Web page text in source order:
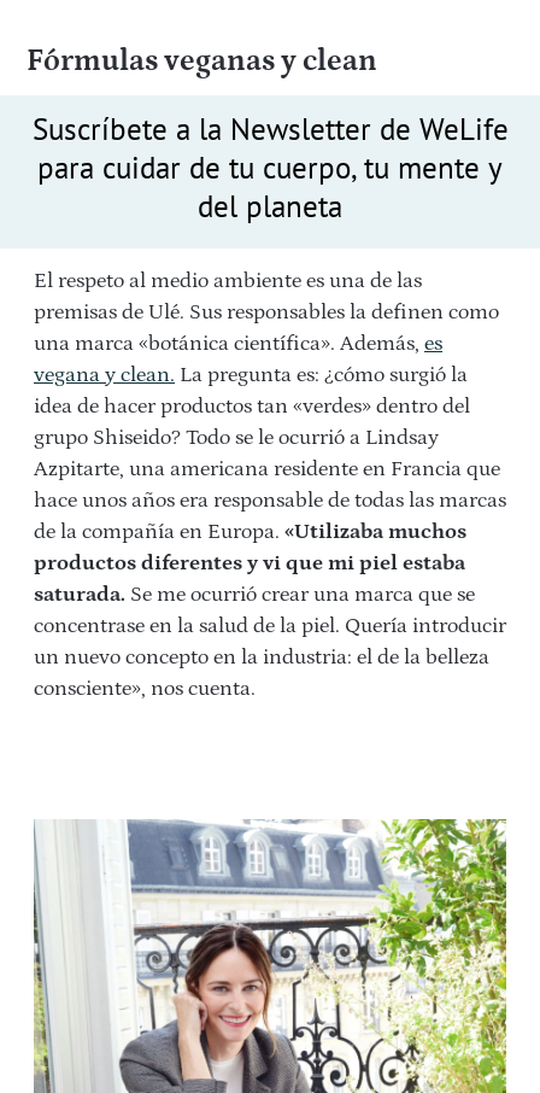
Fórmulas veganas y clean
Suscríbete a la Newsletter de WeLife
para cuidar de tu cuerpo, tu mente y
del planeta
El respeto al medio ambiente es una de las
premisas de Ulé. Sus responsables la definen como
una marca «botánica científica». Además, es
vegana y clean. La pregunta es: ¿cómo surgió la
idea de hacer productos tan «verdes» dentro del
grupo Shiseido? Todo se le ocurrió a Lindsay
Azpitarte, una americana residente en Francia que
hace unos años era responsable de todas las marcas
de la compañía en Europa. «Utilizaba muchos
productos diferentes y vi que mi piel estaba
saturada. Se me ocurrió crear una marca que se
concentrase en la salud de la piel. Quería introducir
un nuevo concepto en la industria: el de la belleza
consciente», nos cuenta.